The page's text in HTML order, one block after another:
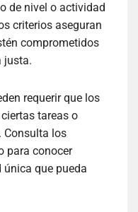
de nivel o actividad
criterios aseguran
comprometidos
justa.
requerir que los
tareas o
Consulta los
para conocer
que pueda